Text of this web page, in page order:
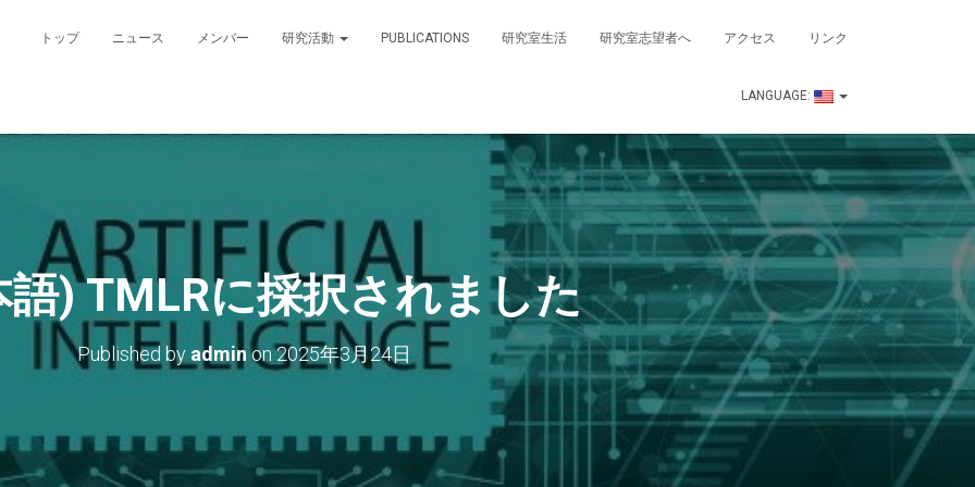
トップ ニュース メンバー 研究活動 PUBLICATIONS 研究室生活 研究室志望者へ アクセス リンク
LANGUAGE:
語) TMLRに採択されました
Published by adminon2025年3月24日